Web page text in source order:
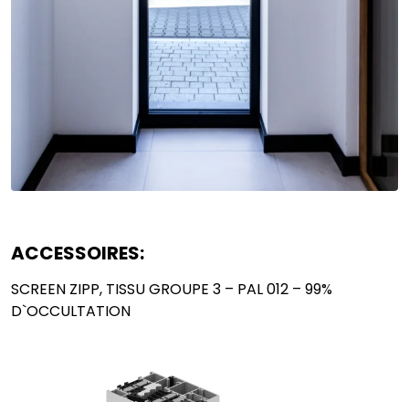
ACCESSOIRES:
SCREEN ZIPP, TISSU GROUPE 3 – PAL 012 – 99%
D`OCCULTATION
modifiée.) et au Règlement (UE) 2016/679 du Parlement
européen et du Conseil du 27 avril 2016 relatif à la
protection des personnes physiques à l'égard du
traitement des données à caractère personnel et à la
libre circulation de ces données, et abrogeant la directive
95/46/CE (Journal officiel de 2016, point 119), désigné sous
le nom de " RODO ".
Envoyer